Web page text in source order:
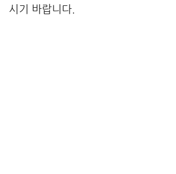
시기 바랍니다.